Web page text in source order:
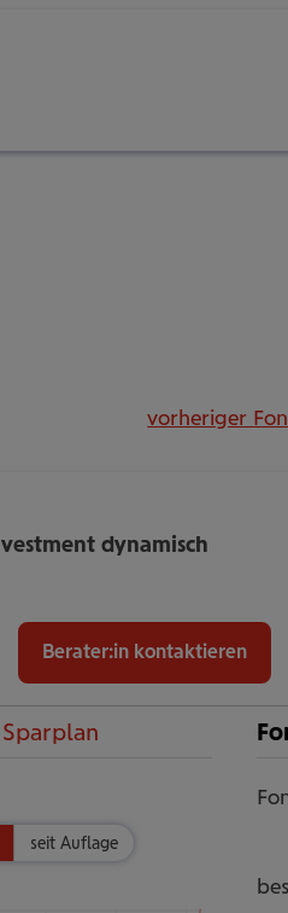
vorheriger
dynamisch
Berater:in kontaktieren
Sparplan
seit Auflage